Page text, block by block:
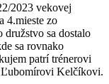
2023 vekovej
4.mieste zo
sa dostalo
sa rovnako
patrí trénerovi
Kelčíkovi.